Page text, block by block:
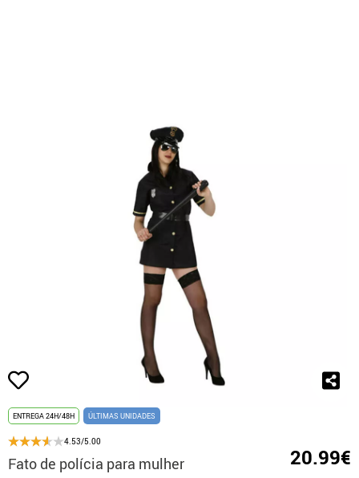
ENTREGA 24H/48H ÚLTIMAS UNIDADES
4.53/5.00
Fato de polícia para mulher 20.99€